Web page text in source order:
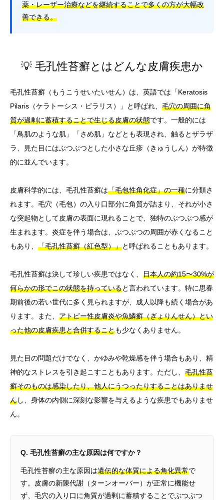
薬・レーザー治療などを継続することで多くの方が大幅改
善できる。
💡 毛孔性苔癬とはどんな皮膚疾患か
毛孔性苔癬（もうこうせいたいせん）は、英語では「Keratosis
Pilaris（ケラトーシス・ピラリス）」と呼ばれ、 毛穴の周囲に角
質が過剰に蓄積することで生じる皮膚の状態です。一般的には
「鳥肌のような肌」「さめ肌」などとも表現され、触るとザラザ
ラ、見た目にはぶつぶつとした小さな丘疹（きゅうしん）が特徴
的に並んでいます。
皮膚科学的には、毛孔性苔癬は「毛包性角化症」の一種に分類さ
れます。毛穴（毛包）の入り口部分に角質が詰まり、それが小さ
な突起物として皮膚の表面に現れることで、独特のぶつぶつ感が
生まれます。炎症を伴う場合は、ぶつぶつの周囲が赤くなること
もあり、 「毛孔性苔癬（紅色型）」と呼ばれることもあります。
毛孔性苔癬は決して珍しい疾患ではなく、 日本人の約15〜30%が
何らかの形でこの状態を持っていると言われています。特に思春
期前後の若い世代に多く見られますが、成人以降も続く場合があ
ります。また、 アトピー性皮膚炎や魚鱗癬（ぎょりんせん）とい
った他の皮膚疾患と合併することも少なくありません。
見た目の問題だけでなく、かゆみや乾燥感を伴う場合もあり、精
神的なストレスを引き起こすこともあります。ただし、 毛孔性苔
癬そのものは感染したり、他人にうつったりすることはありませ
んし、身体の内側に深刻な影響を与えるような疾患でもありませ
ん。
Q. 毛孔性苔癬の主な原因は何ですか？
毛孔性苔癬の主な原因は遺伝的な体質による角化異常で
す。皮膚の新陳代謝（ターンオーバー）が正常に機能せ
ず、毛穴の入り口に角質が過剰に蓄積することでぶつぶつ